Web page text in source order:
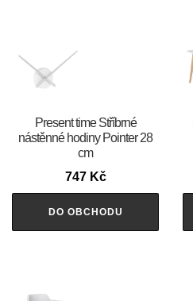
Present time Stříbrné
nástěnné hodiny Pointer 28
cm
747 Kč
DO OBCHODU